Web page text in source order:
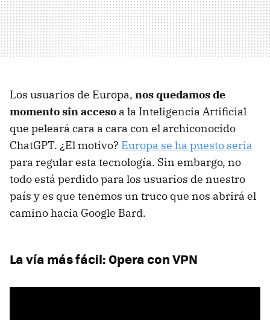
Los usuarios de Europa, nos quedamos de
momento sin acceso a la Inteligencia Artificial
que peleará cara a cara con el archiconocido
ChatGPT. ¿El motivo? Europa se ha puesto seria
para regular esta tecnología. Sin embargo, no
todo está perdido para los usuarios de nuestro
país y es que tenemos un truco que nos abrirá el
camino hacia Google Bard.
La vía más fácil: Opera con VPN